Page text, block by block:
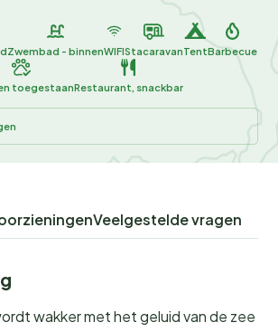
Zwembad - binnenWIFIStacaravanTentBarbecue
toegestaanRestaurant, snackbar
Veelgestelde vragen
wakker met het geluid van de zee